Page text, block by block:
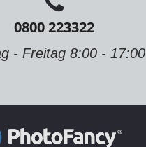
0800 223322
- Freitag 8:00 - 17:00